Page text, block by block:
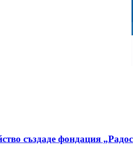
създаде фондация